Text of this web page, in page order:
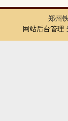
郑州
网站后台管理